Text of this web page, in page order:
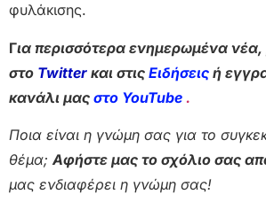
φυλάκισης.
Για περισσότερα ενημερωμένα νέα,
στο Twitter και στις Ειδήσεις ή
κανάλι μας στο YouTube .
Ποια είναι η γνώμη σας για το
θέμα;Αφήστε μας το σχόλιο σας
μας ενδιαφέρει η γνώμη σας!